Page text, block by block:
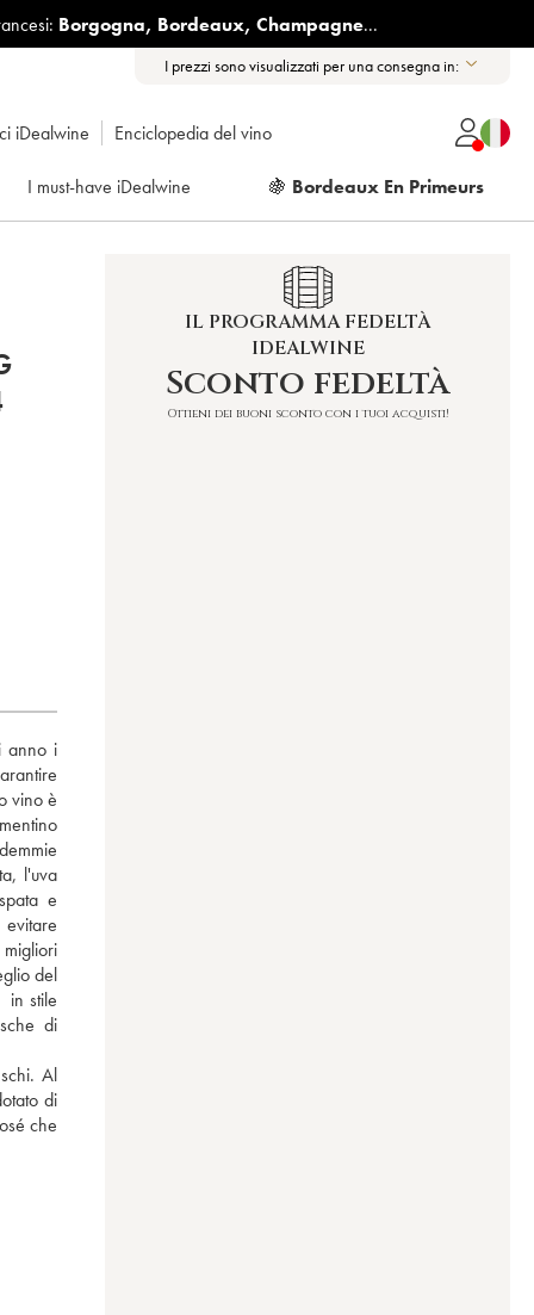
Borgogna, Bordeaux, Champagne...
I prezzi sono visualizzati per una consegna in:
iDealwine Enciclopedia del vino
I must-have iDealwine 🍇 Bordeaux En Primeurs
anno i
vino è
l'uva
e
del
in stile
di
Al
di
che
IL PROGRAMMA FEDELTÀ
IDEALWINE
Sconto fedeltà
Ottieni dei buoni sconto con i tuoi acquisti!